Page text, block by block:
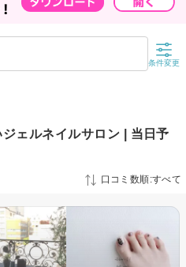
条件変更
ェルネイルサロン | 当日予
口コミ数順:すべて